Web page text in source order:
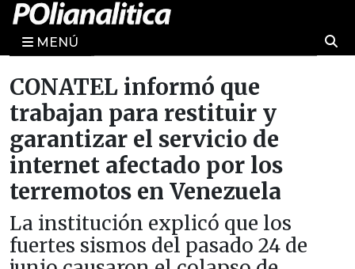
MENÚ
CONATEL informó que
trabajan para restituir y
garantizar el servicio de
internet afectado por los
terremotos en Venezuela
La institución explicó que los
fuertes sismos del pasado 24 de